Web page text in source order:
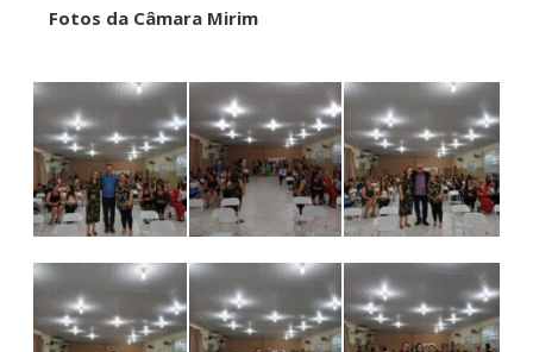
Fotos da Câmara Mirim